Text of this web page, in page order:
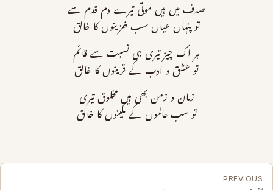
صدف میں ہیں موتی تیرے دم قدم سے
تو پنہاں عیاں سب خزینوں کا خالق
ہر اک چیز تیری ہی نسبت سے قائم
تو عشق و ادب کے قرینوں کا خالق
زمان و زمن بھی ہیں مخلوق تیری
تو سب عالموں کے مکینوں کا خالق
PREVIOUS